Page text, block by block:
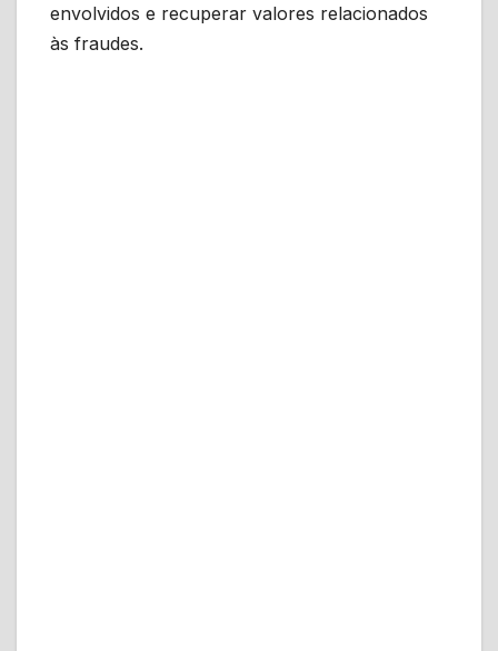
envolvidos e recuperar valores relacionados
às fraudes.